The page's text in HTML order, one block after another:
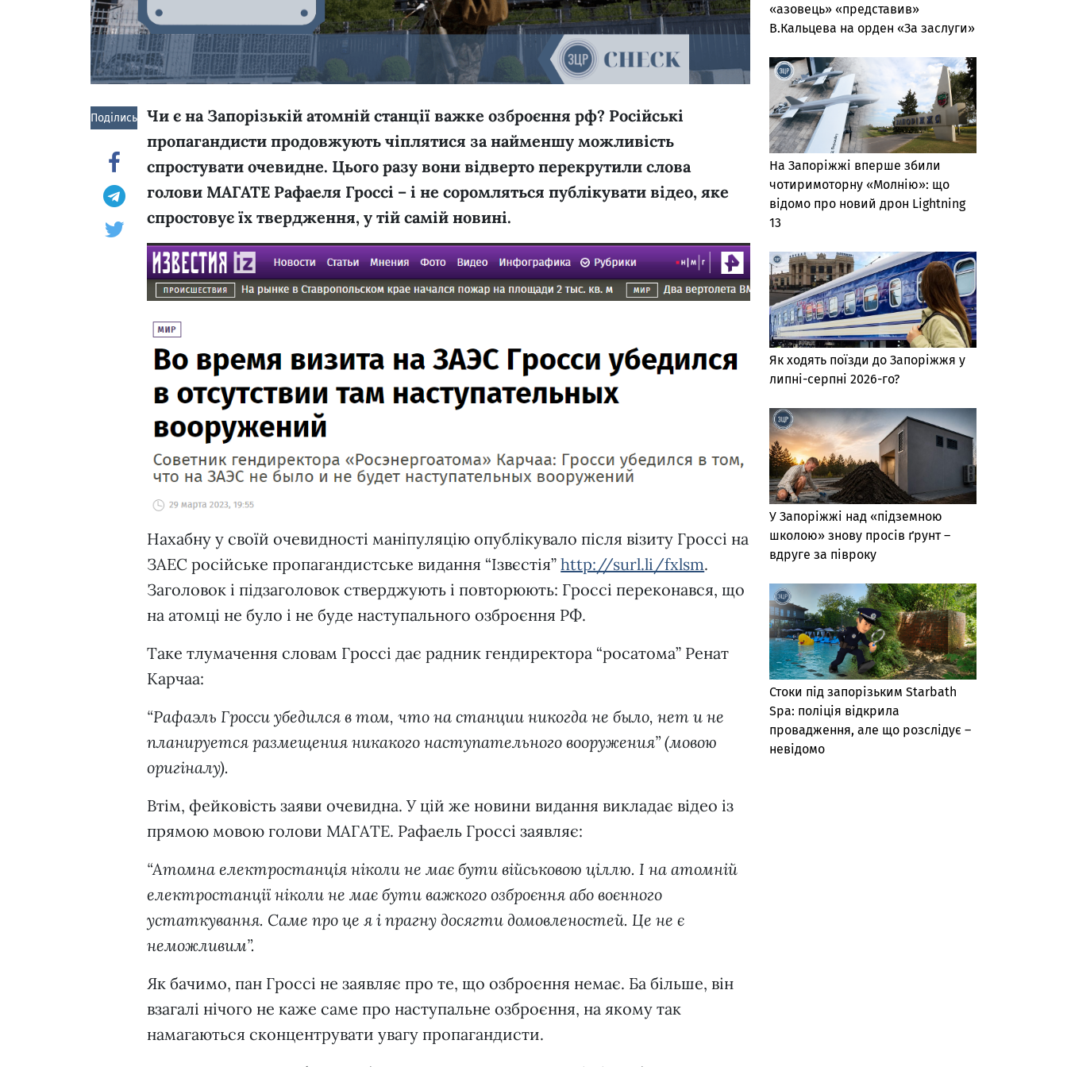
Поділись!
Чи є на Запорізькій атомній станції важке озброєння рф? Російські
пропагандисти продовжують чіплятися за найменшу можливість
спростувати очевидне. Цього разу вони відверто перекрутили слова
голови МАГАТЕ Рафаеля Гроссі – і не соромляться публікувати відео, яке
спростовує їх твердження, у тій самій новині.
Нахабну у своїй очевидності маніпуляцію опублікувало після візиту Гроссі на
ЗАЕС російське пропагандистське видання “Ізвєстія”http://surl.li/fxlsm.
Заголовок і підзаголовок стверджують і повторюють: Гроссі переконався, що
на атомці не було і не буде наступального озброєння РФ.
Таке тлумачення словам Гроссі дає радник гендиректора “росатома” Ренат
Карчаа:
“Рафаэль Гросси убедился в том, что на станции никогда не было, нет и не
планируется размещения никакого наступательного вооружения” (мовою
оригіналу).
Втім, фейковість заяви очевидна. У цій же новини видання викладає відео із
прямою мовою голови МАГАТЕ. Рафаель Гроссі заявляє:
“Атомна електростанція ніколи не має бути військовою ціллю. І на атомній
електростанції ніколи не має бути важкого озброєння або воєнного
устаткування. Саме про це я і прагну досягти домовленостей. Це не є
неможливим”.
Як бачимо, пан Гроссі не заявляє про те, що озброєння немає. Ба більше, він
взагалі нічого не каже саме про наступальне озброєння, на якому так
намагаються сконцентрувати увагу пропагандисти.
«азовець» «представив»
В.Кальцева на орден «За заслуги»
На Запоріжжі вперше збили
чотиримоторну «Молнію»: що
відомо про новий дрон Lightning
13
Як ходять поїзди до Запоріжжя у
липні-серпні 2026-го?
У Запоріжжі над «підземною
школою» знову просів ґрунт –
вдруге за півроку
Стоки під запорізьким Starbath
Spa: поліція відкрила
провадження, але що розслідує –
невідомо